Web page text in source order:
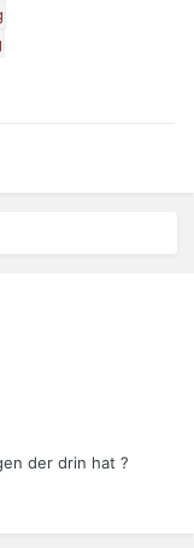
der drin hat ?